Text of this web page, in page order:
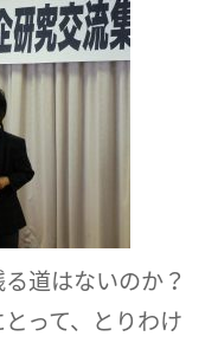
道はないのか？
って、とりわけ